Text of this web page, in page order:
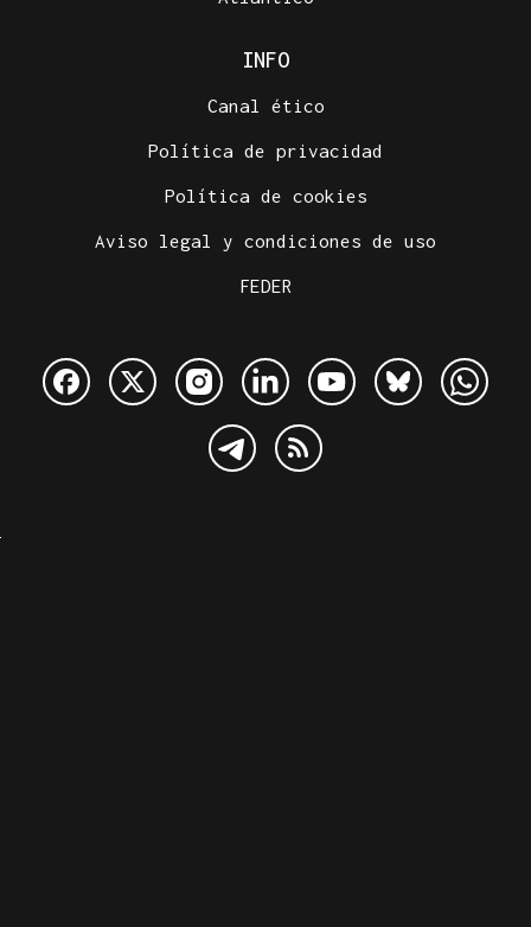
INFO
Canal ético
Política de privacidad
Política de cookies
Aviso legal y condiciones de uso
FEDER